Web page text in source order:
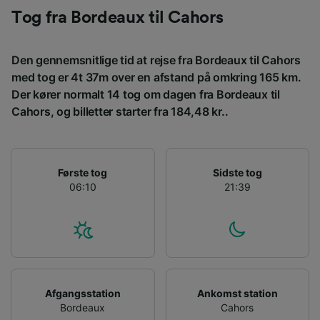
Tog fra Bordeaux til Cahors
Den gennemsnitlige tid at rejse fra Bordeaux til Cahors
med tog er 4t 37m over en afstand på omkring 165 km.
Der kører normalt 14 tog om dagen fra Bordeaux til
Cahors, og billetter starter fra 184,48 kr..
Første tog
06:10
Sidste tog
21:39
Afgangsstation
Bordeaux
Ankomst station
Cahors
enhedskarakteristika til identifikation.
Opbevare og/eller tilgå oplysninger på en
annoncerings- og indholdsmåling,
målgruppeundersøgelser og udvikling af
tjenester.
Liste over partnere (leverandører)